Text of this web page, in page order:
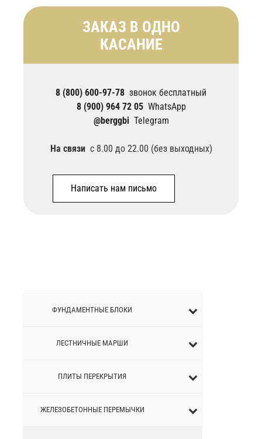
ЗАКАЗ В ОДНО
КАСАНИЕ
8 (800) 600-97-78 звонок бесплатный
8 (900) 964 72 05 WhatsApp
@berggbiTelegram
На связис 8.00 до 22.00 (без выходных)
Написать нам письмо
ФУНДАМЕНТНЫЕ БЛОКИ
ЛЕСТНИЧНЫЕ МАРШИ
ПЛИТЫ ПЕРЕКРЫТИЯ
ЖЕЛЕЗОБЕТОННЫЕ ПЕРEМЫЧКИ